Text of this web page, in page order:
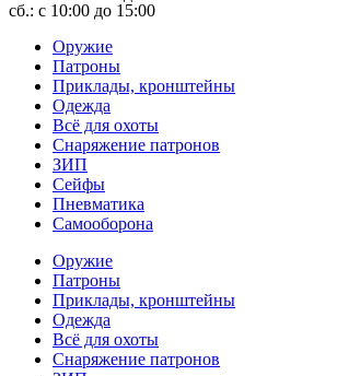
сб.: с 10:00 до 15:00
Оружие
Патроны
Приклады, кронштейны
Одежда
Всё для охоты
Снаряжение патронов
ЗИП
Сейфы
Пневматика
Самооборона
Оружие
Патроны
Приклады, кронштейны
Одежда
Всё для охоты
Снаряжение патронов